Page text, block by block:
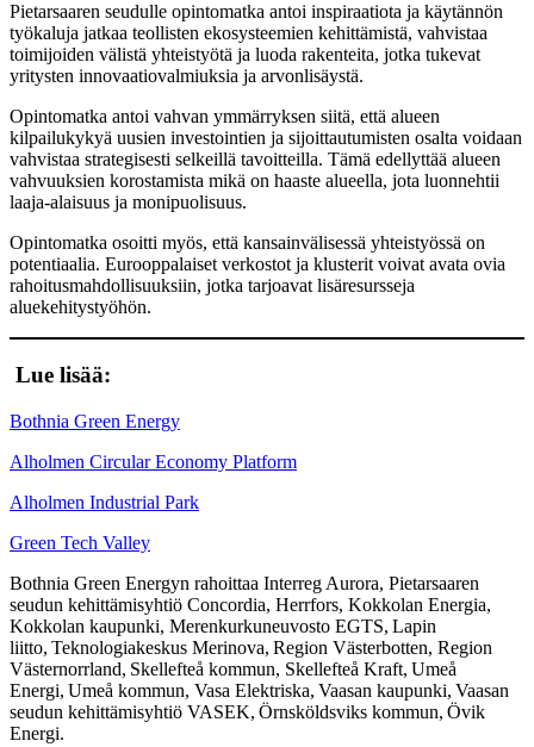
Pietarsaaren seudulle opintomatka antoi inspiraatiota ja käytännön
työkaluja jatkaa teollisten ekosysteemien kehittämistä, vahvistaa
toimijoiden välistä yhteistyötä ja luoda rakenteita, jotka tukevat
yritysten innovaatiovalmiuksia ja arvonlisäystä.
Opintomatka antoi vahvan ymmärryksen siitä, että alueen
kilpailukykyä uusien investointien ja sijoittautumisten osalta voidaan
vahvistaa strategisesti selkeillä tavoitteilla. Tämä edellyttää alueen
vahvuuksien korostamista mikä on haaste alueella, jota luonnehtii
laaja-alaisuus ja monipuolisuus.
Opintomatka osoitti myös, että kansainvälisessä yhteistyössä on
potentiaalia. Eurooppalaiset verkostot ja klusterit voivat avata ovia
rahoitusmahdollisuuksiin, jotka tarjoavat lisäresursseja
aluekehitystyöhön.
Lue lisää:
Bothnia Green Energy
Alholmen Circular Economy Platform
Alholmen Industrial Park
Green Tech Valley
Bothnia Green Energyn rahoittaa Interreg Aurora, Pietarsaaren
seudun kehittämisyhtiö Concordia, Herrfors, Kokkolan Energia,
Kokkolan kaupunki, Merenkurkuneuvosto EGTS, Lapin
liitto, Teknologiakeskus Merinova, Region Västerbotten, Region
Västernorrland, Skellefteå kommun, Skellefteå Kraft, Umeå
Energi, Umeå kommun, Vasa Elektriska, Vaasan kaupunki, Vaasan
seudun kehittämisyhtiö VASEK, Örnsköldsviks kommun, Övik
Energi.